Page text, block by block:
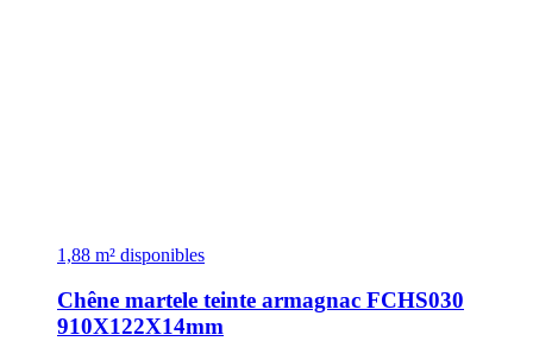
1,88 m² disponibles
Chêne martele teinte armagnac FCHS030
910X122X14mm